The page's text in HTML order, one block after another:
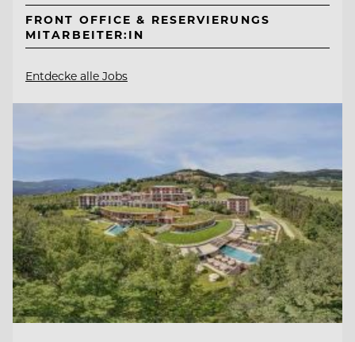
FRONT OFFICE & RESERVIERUNGS
MITARBEITER:IN
Entdecke alle Jobs